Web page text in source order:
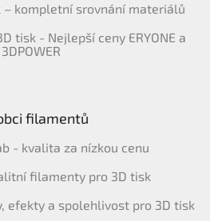
– kompletní srovnání materiálů
tisk - Nejlepší ceny ERYONE a
3DPOWER
filamentů
- kvalita za nízkou cenu
filamenty pro 3D tisk
efekty a spolehlivost pro 3D tisk